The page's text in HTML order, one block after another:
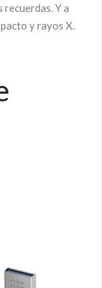
Y a
y rayos X.